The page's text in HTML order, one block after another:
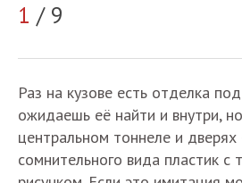
1 / 9
Раз на кузове есть отделка
ожидаешь её найти и внутри,
центральном тоннеле и
сомнительного вида пластик с